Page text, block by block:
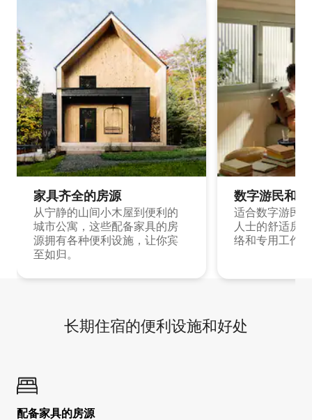
家具齐全的房源
从宁静的山间小木屋到便利的
城市公寓，这些配备家具的房
源拥有各种便利设施，让你宾
至如归。
数字游民和
适合数字游民
人士的舒适房
络和专用工作
长期住宿的便利设施和好处
配备家具的房源